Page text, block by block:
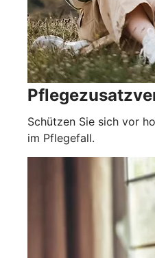
Schützen Sie sich vor
im Pflegefall.